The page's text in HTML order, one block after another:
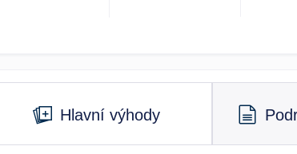
Hlavní výhody